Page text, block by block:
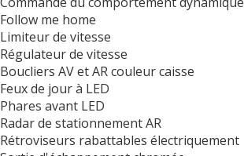
Follow me home
Limiteur de vitesse
Régulateur de vitesse
Boucliers AV et AR couleur caisse
Feux de jour à LED
Phares avant LED
Radar de stationnement AR
Rétroviseurs rabattables électriquement